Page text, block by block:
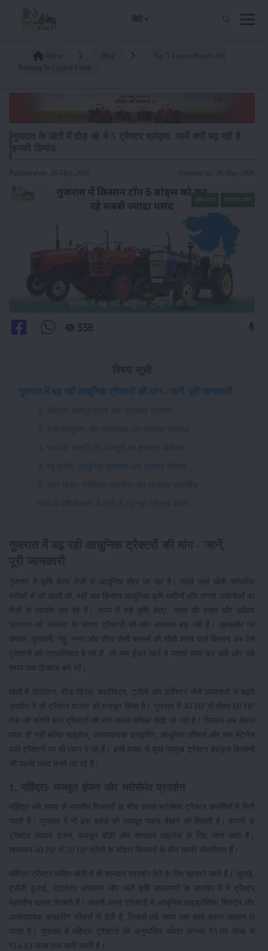
हिंदी
Published on: 26-May-2026 Updated on: 26-May-2026
गुजरात में बढ़ रही आधुनिक ट्रैक्टरों की मांग
338
गुजरात में बढ़ रही आधुनिक ट्रैक्टरों की मांग - जानें, पूरी जानकारी
1. महिंद्रा: मजबूत इंजन और भरोसेमंद प्रदर्शन
2. मैसी फर्ग्यूसन: कम रखरखाव और शानदार माइलेज
3. स्वराज: सादगी और मजबूती का शानदार संयोजन
4. न्यू हॉलैंड: आधुनिक तकनीक और एडवांस फीचर्स
5. जॉन डियर: प्रीमियम तकनीक और शानदार परफॉर्मेंस
खेती में मशीनीकरण से तेजी से बढ़ रहा ट्रैक्टर बाजार
गुजरात में कृषि क्षेत्र तेजी से आधुनिक होता जा रहा है। पहले जहां खेती पारंपरिक
तरीकों से की जाती थी, वहीं अब किसान आधुनिक कृषि मशीनों और उन्नत तकनीकों का
तेजी से उपयोग कर रहे हैं। राज्य में बड़े कृषि क्षेत्र, समय की बचत और अधिक
उत्पादन की जरूरत के कारण ट्रैक्टरों की मांग लगातार बढ़ रही है। खासतौर पर
कपास, मूंगफली, गेहूं, गन्ना और जीरा जैसी फसलों की खेती करने वाले किसान अब ऐसे
ट्रैक्टरों को प्राथमिकता दे रहे हैं, जो कम ईंधन खर्च में ज्यादा काम कर सकें और लंबे
समय तक टिकाऊ बने रहें।
खेती में रोटावेटर, सीड ड्रिल, कल्टीवेटर, ट्रॉली और हार्वेस्टर जैसे उपकरणों के बढ़ते
उपयोग ने भी ट्रैक्टर बाजार को मजबूत किया है। गुजरात में 40 HP से लेकर 60 HP
तक की श्रेणी वाले ट्रैक्टरों की मांग सबसे अधिक देखी जा रही है। किसान अब केवल
पावर ही नहीं बल्कि माइलेज, आरामदायक ड्राइविंग, आधुनिक फीचर्स और कम मेंटेनेंस
वाले ट्रैक्टरों पर भी ध्यान दे रहे हैं। इसी वजह से कुछ प्रमुख ट्रैक्टर ब्रांड्स किसानों
की पहली पसंद बनते जा रहे हैं।
महिंद्रा लंबे समय से भारतीय किसानों के बीच सबसे भरोसेमंद ट्रैक्टर कंपनियों में गिनी
जाती है। गुजरात में भी इस ब्रांड की मजबूत पकड़ देखने को मिलती है। कंपनी के
ट्रैक्टर दमदार इंजन, मजबूत बॉडी और शानदार माइलेज के लिए जाने जाते हैं।
खासकर 40 HP से 50 HP श्रेणी के मॉडल किसानों के बीच काफी लोकप्रिय हैं।
महिंद्रा ट्रैक्टर कठिन खेतों में भी शानदार प्रदर्शन देने के लिए पहचाने जाते हैं। जुताई,
ट्रॉली ढुलाई, रोटावेटर संचालन और भारी कृषि उपकरणों के उपयोग में ये ट्रैक्टर
बेहतरीन क्षमता दिखाते हैं। कंपनी अपने ट्रैक्टरों में आधुनिक हाइड्रोलिक सिस्टम और
आरामदायक ड्राइविंग फीचर्स भी देती है, जिससे लंबे समय तक काम करना आसान हो
जाता है। गुजरात में महिंद्रा ट्रैक्टरों की अनुमानित कीमत लगभग ₹3.09 लाख से
₹14.83 लाख तक मानी जाती है।